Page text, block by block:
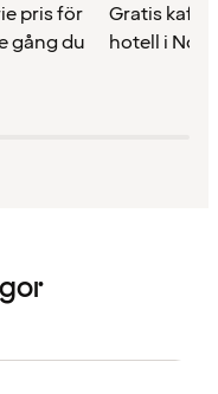
pris för
gång du
Gratis kaffe
hotell i